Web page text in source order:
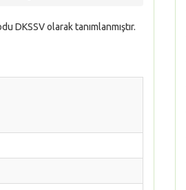
DKSSV olarak tanımlanmıştır.